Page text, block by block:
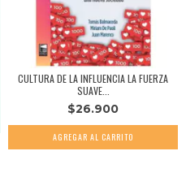
CULTURA DE LA INFLUENCIA LA FUERZA
SUAVE...
$26.900